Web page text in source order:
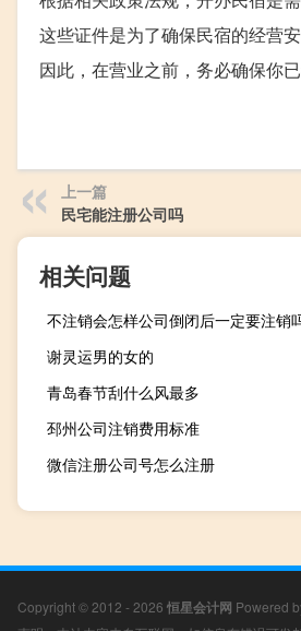
这些证件是为了确保民宿的经营
因此，在营业之前，务必确保你
上一篇
民宅能注册公司吗
相关问题
不注销会怎样公司倒闭后一定要注销
谢灵运男的女的
青岛春节刮什么风最多
邳州公司注销费用标准
微信注册公司号怎么注册
Copyright © 2012 - 2026 恒星会计网 Powered